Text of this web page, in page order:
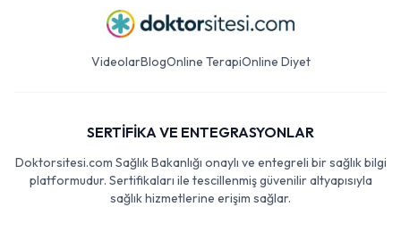
VideolarBlogOnline TerapiOnline Diyet
SERTİFİKA VE ENTEGRASYONLAR
Doktorsitesi.com Sağlık Bakanlığı onaylı ve entegreli bir sağlık bilgi
platformudur. Sertifikaları ile tescillenmiş güvenilir altyapısıyla
sağlık hizmetlerine erişim sağlar.